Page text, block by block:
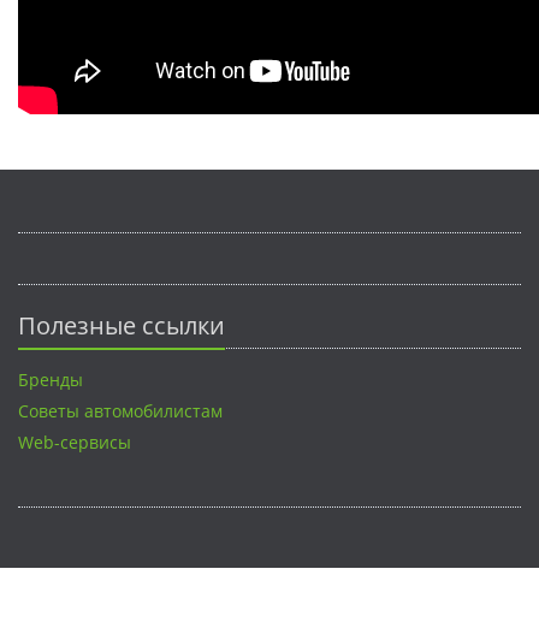
Полезные ссылки
Бренды
Советы автомобилистам
Web-сервисы